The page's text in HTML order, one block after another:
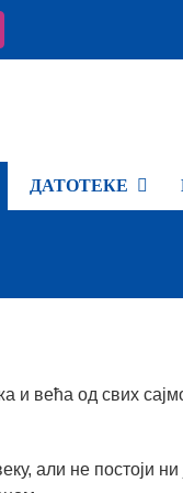
ДАТОТЕКЕ
и већа од свих
али не постоји ни